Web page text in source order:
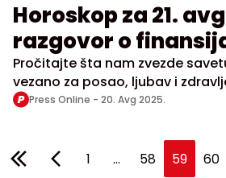
Horoskop za 21.
razgovor o
Pročitajte šta nam zvezde
vezano za posao, ljubav i
Press Online - 20. Avg 2025.
1 ... 58 59 60